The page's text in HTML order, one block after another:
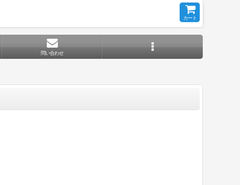
カート
問い合わせ